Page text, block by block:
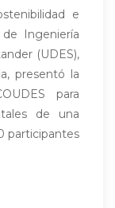
e
Ingeniería
(UDES),
presentó la
para
de una
participantes